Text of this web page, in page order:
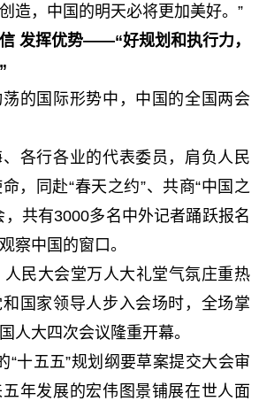
造，中国的明天必将更加美好。”
信 发挥优势——“好规划和执行力，
国际形势中，中国的全国两会
行各业的代表委员，肩负人民
，同赴“春天之约”、共商“中国之
，共有3000多名中外记者踊跃报名
察中国的窗口。
大会堂万人大礼堂气氛庄重热
国家领导人步入会场时，全场掌
人大四次会议隆重开幕。
五五”规划纲要草案提交大会审
年发展的宏伟图景铺展在世人面